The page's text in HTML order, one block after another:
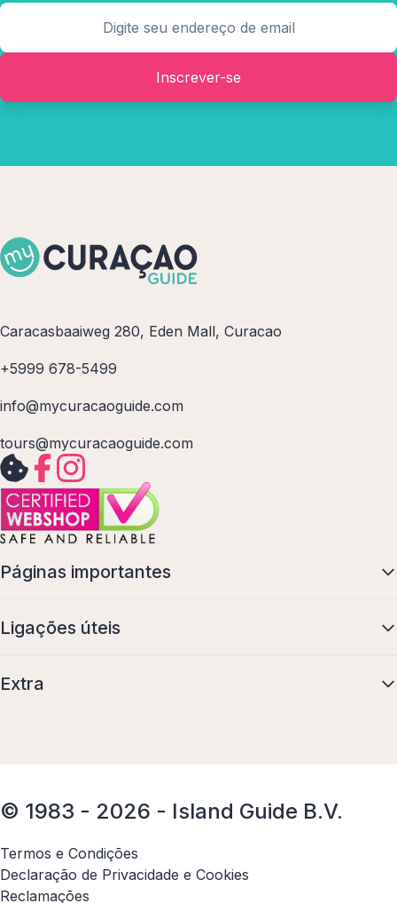
Inscrever-se
Caracasbaaiweg 280, Eden Mall, Curacao
+5999 678-5499
info@mycuracaoguide.com
tours@mycuracaoguide.com
Páginas importantes
Ligações úteis
Extra
© 1983 - 2026 - Island Guide B.V.
Termos e Condições
Declaração de Privacidade e Cookies
Reclamações